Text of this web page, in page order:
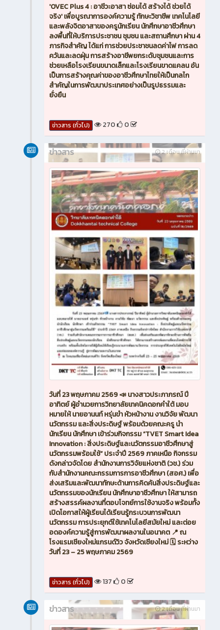
'OVEC Plus 4 : อาชีวะอาสา ซ่อมได้ สร้างได้ ช่วยได้
จริง' เพื่อบูรณาการองค์ความรู้ ทักษะวิชาชีพ เทคโนโลยี
และพลังจิตอาสาของครูนักเรียน นักศึกษาอาชีวศึกษา
ลงพื้นที่ให้บริการประชาชน ชุมชน และสถานศึกษา ผ่าน 4
ภารกิจสำคัญ ได้แก่ การช่วยประชาชนลดค่าไฟ การลด
ควันและลดฝุ่น การสร้างอาชีพยกระดับชุมชนและการ
ช่วยเหลือโรงเรียนขนาดเล็กและโรงเรียนขาดแคลน อัน
เป็นการสร้างคุณค่าของอาชีวศึกษาไทยให้เป็นกลไก
สำคัญในการพัฒนาประเทศอย่างเป็นรูปธรรมและ
ยั่งยืน
ข่าวสาร (ทั่วไป) 270 0
2 เดือน ที่ผ่านมา
ข่าวสาร
วันที่ 23 พฤษภาคม 2569 📣 นางสาวประภาภรณ์ ปี
อาทิตย์ ผู้อำนวยการวิทยาลัยเทคนิคดอกคำใต้ มอบ
หมายให้ นายอานนท์ หรุ่นขำ หัวหน้างาน งานวิจัย พัฒนา
นวัตกรรม และสิ่งประดิษฐ์ พร้อมด้วยคณะครู นำ
นักเรียน นักศึกษา เข้าร่วมกิจกรรม “TVET Smart Idea
Innovation : สิ่งประดิษฐ์และนวัตกรรมอาชีวศึกษาสู่
นวัตกรรมพร้อมใช้” ประจำปี 2569 ภาคเหนือ กิจกรรม
ดังกล่าวจัดโดย สำนักงานการวิจัยแห่งชาติ (วช.) ร่วม
กับสำนักงานคณะกรรมการการอาชีวศึกษา (สอศ.) เพื่อ
ส่งเสริมและพัฒนาทักษะด้านการคิดค้นสิ่งประดิษฐ์และ
นวัตกรรมของนักเรียน นักศึกษาอาชีวศึกษา ให้สามารถ
สร้างสรรค์ผลงานที่ตอบโจทย์การใช้งานจริง พร้อมทั้ง
เปิดโอกาสให้ผู้เรียนได้เรียนรู้กระบวนการพัฒนา
นวัตกรรม การประยุกต์ใช้เทคโนโลยีสมัยใหม่ และต่อย
อดองค์ความรู้สู่การพัฒนาผลงานในอนาคต 📍 ณ
โรงแรมเชียงใหม่แกรนด์วิว จังหวัดเชียงใหม่ 🗓️ ระหว่าง
วันที่ 23 – 25 พฤษภาคม 2569
ข่าวสาร (ทั่วไป) 137 0
2 เดือน ที่ผ่านมา
ข่าวสาร